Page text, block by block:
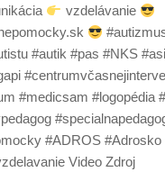
vzdelávanie
#autik #pas #NKS
#medicsam #logopédia
#ADROS #Adrosko
Video Zdroj